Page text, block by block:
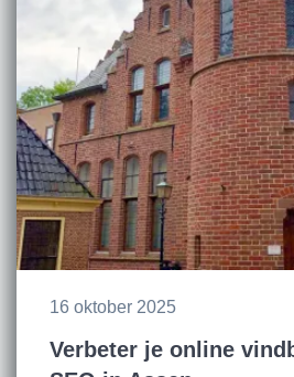
16 oktober 2025
Verbeter je online